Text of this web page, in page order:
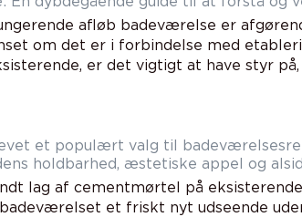
afløb badeværelse er
om det er i forbindelse med
er det vigtigt at have styr på,
et populært valg til
holdbarhed, æstetiske appel og
lag af cementmørtel på
et friskt nyt udseende